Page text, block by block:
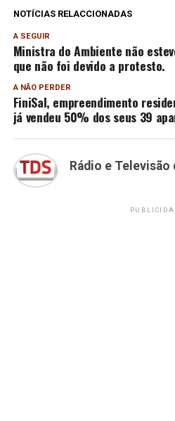
NOTÍCIAS RELACCIONADAS
A SEGUIR
Ministra do Ambiente não
que não foi devido a protesto.
A NÃO PERDER
FiniSal, empreendimento
já vendeu 50% dos seus 39
Rádio e Televisão